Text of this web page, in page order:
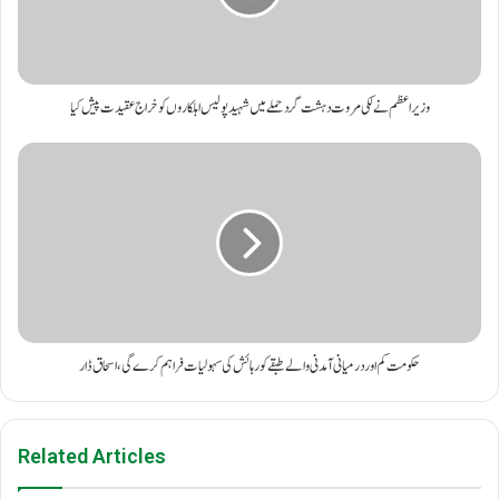
وزیراعظم نے لکی مروت دہشت گرد حملے میں شہید پولیس اہلکاروں کو خراج عقیدت پیش کیا
حکومت کم اور درمیانی آمدنی والے طبقے کو رہائش کی سہولیات فراہم کرے گی، اسحاق ڈار
Related Articles